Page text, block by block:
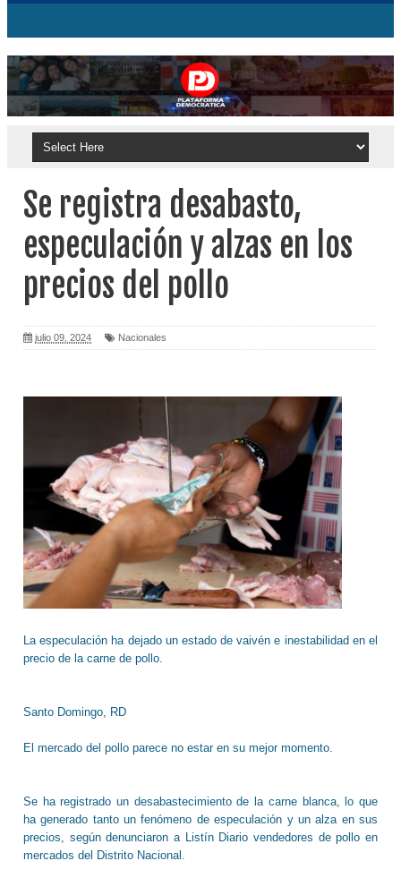
Se registra desabasto,
especulación y alzas en los
precios del pollo
julio 09, 2024 Nacionales
La especulación ha dejado un estado de vaivén e inestabilidad en el
precio de la carne de pollo.
Santo Domingo, RD
El mercado del pollo parece no estar en su mejor momento.
Se ha registrado un desabastecimiento de la carne blanca, lo que
ha generado tanto un fenómeno de especulación y un alza en sus
precios, según denunciaron a Listín Diario vendedores de pollo en
mercados del Distrito Nacional.